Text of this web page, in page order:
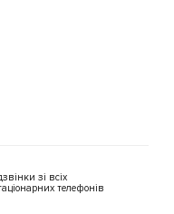
зі всіх
телефонів